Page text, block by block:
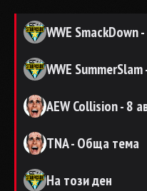
WWE SmackDown
WWE
AEW Collision - 8
TNA - Обща тема
На този ден